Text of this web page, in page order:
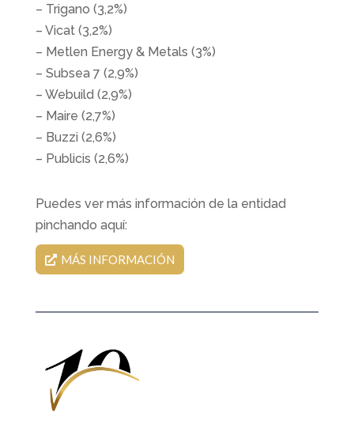
– Trigano (3,2%)
– Vicat (3,2%)
– Metlen Energy & Metals (3%)
– Subsea 7 (2,9%)
– Webuild (2,9%)
– Maire (2,7%)
– Buzzi (2,6%)
– Publicis (2,6%)
Puedes ver más información de la entidad
pinchando aquí:
MÁS INFORMACIÓN